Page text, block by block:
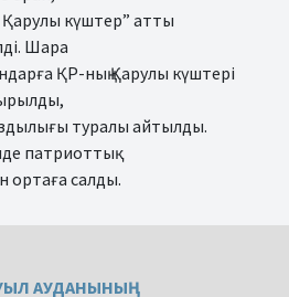
Қарулы күштер” атты
Шара
ҚР-ның Қарулы күштері
туралы айтылды.
патриоттық
ортаға салды.
АУДАНЫНЫҢ